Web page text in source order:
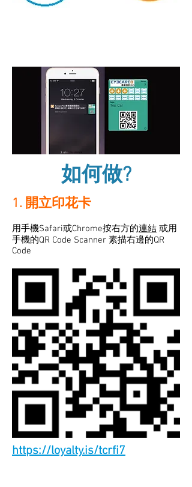
如何做?
1. 開立印花卡
用手機Safari或Chrome按右方的連結 或用
手機的QR Code Scanner 素描右邊的QR
Code
https://loyalty.is/tcrfi7